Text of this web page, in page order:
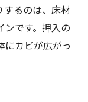
するのは、床材
ンです。押入の
にカビが広がっ